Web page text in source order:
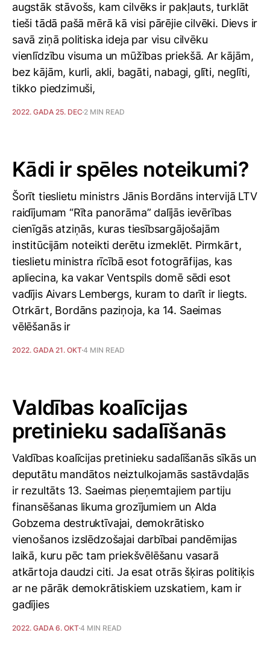
augstāk stāvošs, kam cilvēks ir pakļauts, turklāt
tieši tādā pašā mērā kā visi pārējie cilvēki. Dievs ir
savā ziņā politiska ideja par visu cilvēku
vienlīdzību visuma un mūžības priekšā. Ar kājām,
bez kājām, kurli, akli, bagāti, nabagi, glīti, neglīti,
tikko piedzimuši,
2022. GADA 25. DEC 2 MIN READ
Kādi ir spēles noteikumi?
Šorīt tieslietu ministrs Jānis Bordāns intervijā LTV
raidījumam “Rīta panorāma” dalījās ievērības
cienīgās atziņās, kuras tiesībsargājošajām
institūcijām noteikti derētu izmeklēt. Pirmkārt,
tieslietu ministra rīcībā esot fotogrāfijas, kas
apliecina, ka vakar Ventspils domē sēdi esot
vadījis Aivars Lembergs, kuram to darīt ir liegts.
Otrkārt, Bordāns paziņoja, ka 14. Saeimas
vēlēšanās ir
2022. GADA 21. OKT4 MIN READ
Valdības koalīcijas
pretinieku sadalīšanās
Valdības koalīcijas pretinieku sadalīšanās sīkās un
deputātu mandātos neiztulkojamās sastāvdaļās
ir rezultāts 13. Saeimas pieņemtajiem partiju
finansēšanas likuma grozījumiem un Alda
Gobzema destruktīvajai, demokrātisko
vienošanos izslēdzošajai darbībai pandēmijas
laikā, kuru pēc tam priekšvēlēšanu vasarā
atkārtoja daudzi citi. Ja esat otrās šķiras politiķis
ar ne pārāk demokrātiskiem uzskatiem, kam ir
gadījies
2022. GADA 6. OKT4 MIN READ